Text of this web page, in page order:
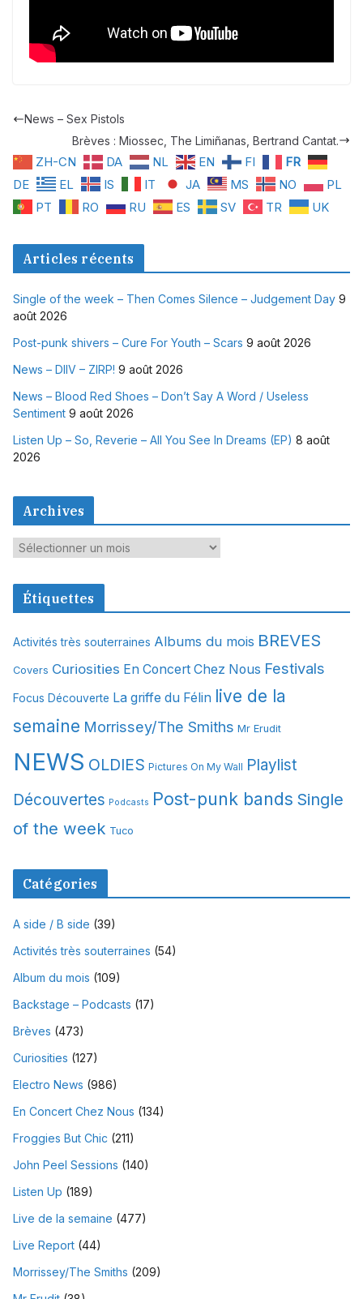
News – Sex Pistols
Brèves : Miossec, The Limiñanas, Bertrand Cantat.
ZH-CN DA NL EN FI
FR
DE
EL IS IT JA MS NO
PL
PT
RO RU ES SV TR UK
Articles récents
Single of the week – Then Comes Silence – Judgement Day 9
août 2026
Post-punk shivers – Cure For Youth – Scars 9 août 2026
News – DIIV – ZIRP! 9 août 2026
News – Blood Red Shoes – Don’t Say A Word / Useless
Sentiment 9 août 2026
Listen Up – So, Reverie – All You See In Dreams (EP) 8 août
2026
Archives
A
c
v
e
Étiquettes
Activités très souterraines Albums du mois BREVES
Covers Curiosities En Concert Chez Nous Festivals
Focus Découverte La griffe du Félin live de la
semaine Morrissey/The Smiths Mr Erudit
NEWS OLDIES Pictures On My Wall Playlist
Découvertes Podcasts Post-punk bands Single
of the week Tuco
Catégories
A side / B side (39)
Activités très souterraines (54)
Album du mois (109)
Backstage – Podcasts (17)
Brèves (473)
Curiosities (127)
Electro News (986)
En Concert Chez Nous (134)
Froggies But Chic (211)
John Peel Sessions (140)
Listen Up (189)
Live de la semaine (477)
Live Report (44)
Morrissey/The Smiths (209)